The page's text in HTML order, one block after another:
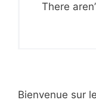
There
Bienvenue sur